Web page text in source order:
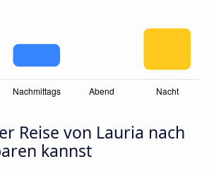
Reise von Lauria nach
kannst